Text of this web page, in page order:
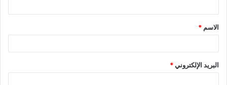
ق
*
الاسم *
البريد الإلكتروني*